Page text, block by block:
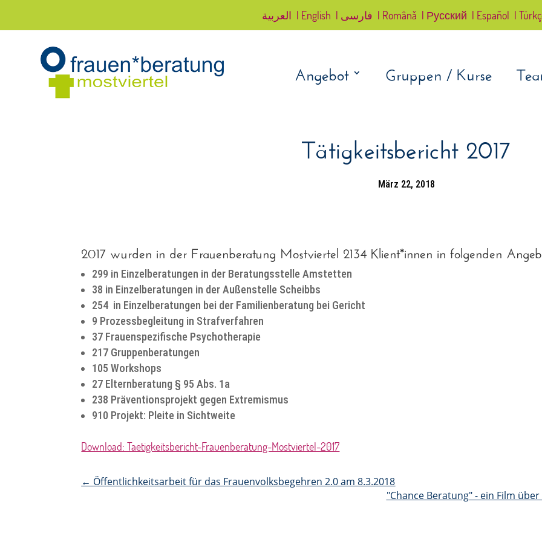
العربية | English | فارسی | Română | Русский | Español |
Angebot Gruppen / Kurse
Tätigkeitsbericht 2017
März 22, 2018
2017 wurden in der Frauenberatung Mostviertel 2134 Klient*innen in folgenden
299 in Einzelberatungen in der Beratungsstelle Amstetten
38 in Einzelberatungen in der Außenstelle Scheibbs
254 in Einzelberatungen bei der Familienberatung bei Gericht
9 Prozessbegleitung in Strafverfahren
37 Frauenspezifische Psychotherapie
217 Gruppenberatungen
105 Workshops
27 Elternberatung § 95 Abs. 1a
238 Präventionsprojekt gegen Extremismus
910 Projekt: Pleite in Sichtweite
Download: Taetigkeitsbericht-Frauenberatung-Mostviertel-2017
← Öffentlichkeitsarbeit für das Frauenvolksbegehren 2.0 am 8.3.2018
"Chance Beratung" - ein Film